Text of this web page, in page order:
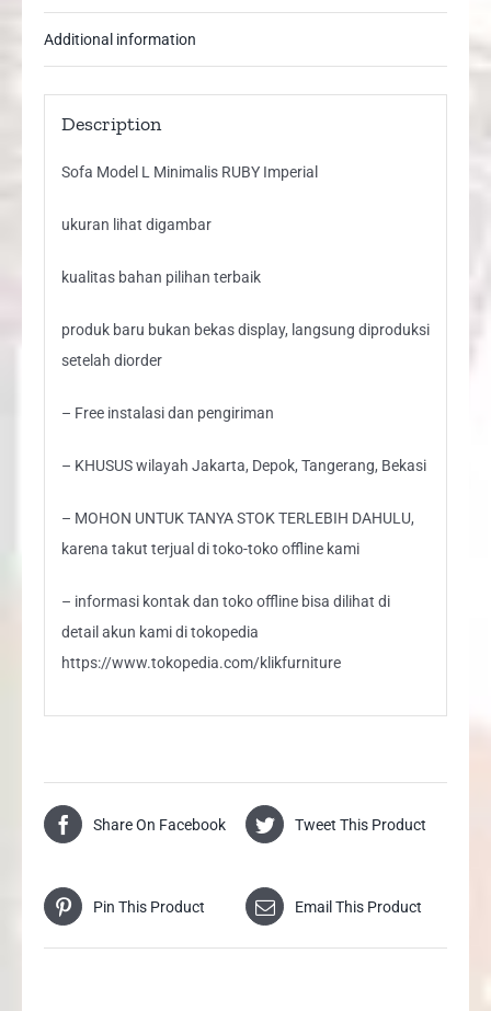
Additional information
Description
Sofa Model L Minimalis RUBY Imperial
ukuran lihat digambar
kualitas bahan pilihan terbaik
produk baru bukan bekas display, langsung diproduksi
setelah diorder
– Free instalasi dan pengiriman
– KHUSUS wilayah Jakarta, Depok, Tangerang, Bekasi
– MOHON UNTUK TANYA STOK TERLEBIH DAHULU,
karena takut terjual di toko-toko offline kami
– informasi kontak dan toko offline bisa dilihat di
detail akun kami di tokopedia
https://www.tokopedia.com/klikfurniture
Share On Facebook Tweet This Product
Pin This Product Email This Product